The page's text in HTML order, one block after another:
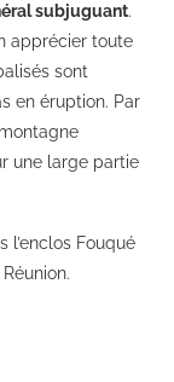
subjuguant.
apprécier toute
sont
en éruption. Par
une large partie
l’enclos Fouqué